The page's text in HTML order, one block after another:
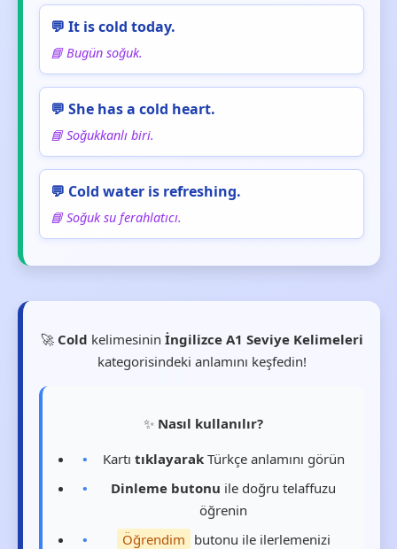
💬 It is cold today.
📘 Bugün soğuk.
💬 She has a cold heart.
📘 Soğukkanlı biri.
💬 Cold water is refreshing.
📘 Soğuk su ferahlatıcı.
🚀 Cold kelimesinin İngilizce A1 Seviye Kelimeleri
kategorisindeki anlamını keşfedin!
✨ Nasıl kullanılır?
Kartı tıklayarakTürkçe anlamını görün
Dinleme butonu ile doğru telaffuzu
öğrenin
Öğrendim butonu ile ilerlemenizi